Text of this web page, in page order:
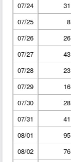
07/24
31
07/25
8
07/26
26
07/27
43
07/28
23
07/29
16
07/30
28
07/31
41
08/01
95
08/02
76